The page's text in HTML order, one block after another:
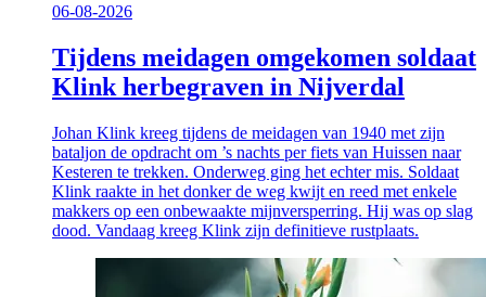
06-08-2026
Tijdens meidagen omgekomen soldaat
Klink herbegraven in Nijverdal
Johan Klink kreeg tijdens de meidagen van 1940 met zijn
bataljon de opdracht om ’s nachts per fiets van Huissen naar
Kesteren te trekken. Onderweg ging het echter mis. Soldaat
Klink raakte in het donker de weg kwijt en reed met enkele
makkers op een onbewaakte mijnversperring. Hij was op slag
dood. Vandaag kreeg Klink zijn definitieve rustplaats.